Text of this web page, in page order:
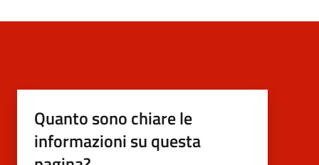
Quanto sono chiare le
informazioni su questa